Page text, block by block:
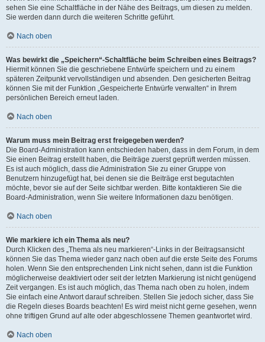
sehen Sie eine Schaltfläche in der Nähe des Beitrags, um diesen zu melden.
Sie werden dann durch die weiteren Schritte geführt.
Nach oben
Was bewirkt die „Speichern“-Schaltfläche beim Schreiben eines Beitrags?
Hiermit können Sie die geschriebene Entwürfe speichern und zu einem
späteren Zeitpunkt vervollständigen und absenden. Den gesicherten Beitrag
können Sie mit der Funktion „Gespeicherte Entwürfe verwalten“ in Ihrem
persönlichen Bereich erneut laden.
Nach oben
Warum muss mein Beitrag erst freigegeben werden?
Die Board-Administration kann entschieden haben, dass in dem Forum, in dem
Sie einen Beitrag erstellt haben, die Beiträge zuerst geprüft werden müssen.
Es ist auch möglich, dass die Administration Sie zu einer Gruppe von
Benutzern hinzugefügt hat, bei denen sie die Beiträge erst begutachten
möchte, bevor sie auf der Seite sichtbar werden. Bitte kontaktieren Sie die
Board-Administration, wenn Sie weitere Informationen dazu benötigen.
Nach oben
Wie markiere ich ein Thema als neu?
Durch Klicken des „Thema als neu markieren“-Links in der Beitragsansicht
können Sie das Thema wieder ganz nach oben auf die erste Seite des Forums
holen. Wenn Sie den entsprechenden Link nicht sehen, dann ist die Funktion
möglicherweise deaktiviert oder seit der letzten Markierung ist nicht genügend
Zeit vergangen. Es ist auch möglich, das Thema nach oben zu holen, indem
Sie einfach eine Antwort darauf schreiben. Stellen Sie jedoch sicher, dass Sie
die Regeln dieses Boards beachten! Es wird meist nicht gerne gesehen, wenn
ohne triftigen Grund auf alte oder abgeschlossene Themen geantwortet wird.
Nach oben